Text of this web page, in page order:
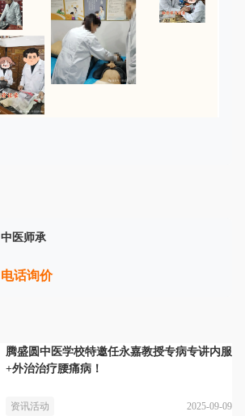
中医师承
电话询价
腾盛圆中医学校特邀任永嘉教授专病专讲内服
+外治治疗腰痛病！
资讯活动 2025-09-09